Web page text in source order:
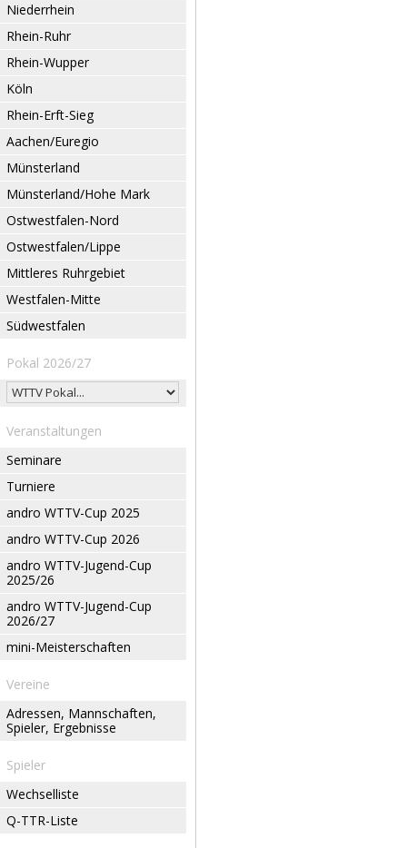
Niederrhein
Rhein-Ruhr
Rhein-Wupper
Köln
Rhein-Erft-Sieg
Aachen/Euregio
Münsterland
Münsterland/Hohe Mark
Ostwestfalen-Nord
Ostwestfalen/Lippe
Mittleres Ruhrgebiet
Westfalen-Mitte
Südwestfalen
Pokal 2026/27
Veranstaltungen
Seminare
Turniere
andro WTTV-Cup 2025
andro WTTV-Cup 2026
andro WTTV-Jugend-Cup
2025/26
andro WTTV-Jugend-Cup
2026/27
mini-Meisterschaften
Vereine
Adressen, Mannschaften,
Spieler, Ergebnisse
Spieler
Wechselliste
Q-TTR-Liste